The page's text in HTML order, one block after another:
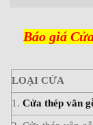
Báo giá
LOẠI CỬA
1. Cửa thép vân